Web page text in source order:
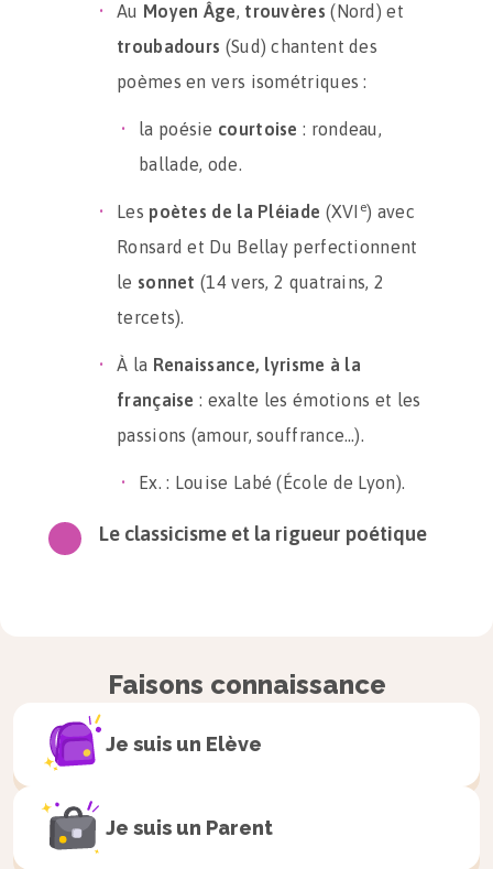
Au Moyen Âge, trouvères (Nord) et
troubadours (Sud) chantent des
poèmes en vers isométriques :
la poésie courtoise : rondeau,
ballade, ode.
Les poètes de la Pléiade (XVI e) avec
Ronsard et Du Bellay perfectionnent
le sonnet (14 vers, 2 quatrains, 2
tercets).
À la Renaissance, lyrisme à la
française : exalte les émotions et les
passions (amour, souffrance…).
Ex. : Louise Labé (École de Lyon).
Le classicisme et la rigueur poétique
Versification: ensemble des règles
alexandrins, alternance rimes
XVIII esiècle : baisse de la production
Faisons connaissance
Je suis un Elève
Je suis un Parent